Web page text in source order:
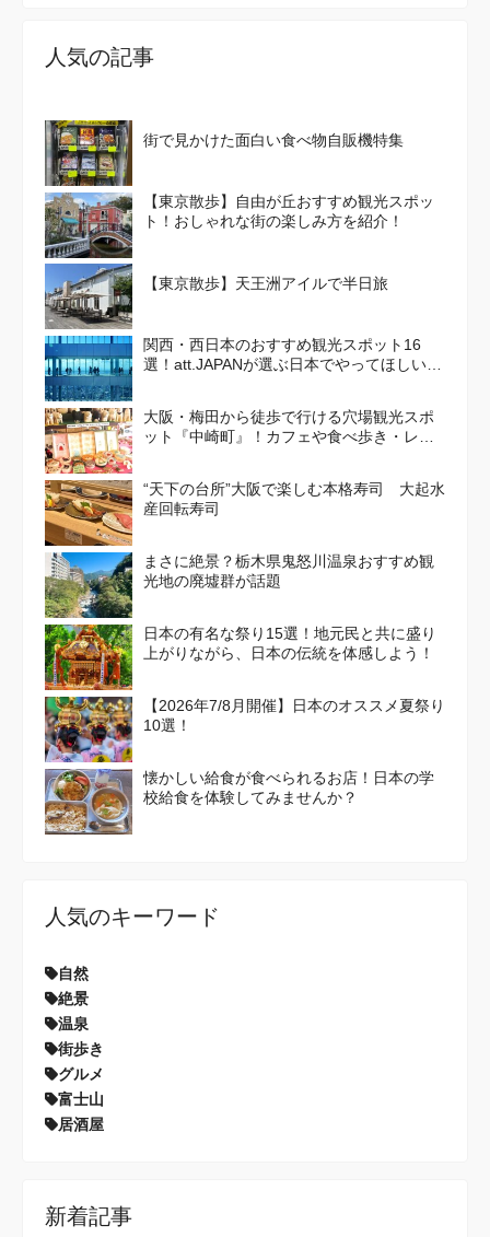
人気の記事
街で見かけた面白い食べ物自販機特集
【東京散歩】自由が丘おすすめ観光スポッ
ト！おしゃれな街の楽しみ方を紹介！
【東京散歩】天王洲アイルで半日旅
関西・西日本のおすすめ観光スポット16
選！att.JAPANが選ぶ日本でやってほしいこ
大阪・梅田から徒歩で行ける穴場観光スポ
ット『中崎町』！カフェや食べ歩き・レト
“天下の台所”大阪で楽しむ本格寿司 大起水
産回転寿司
まさに絶景？栃木県鬼怒川温泉おすすめ観
光地の廃墟群が話題
日本の有名な祭り15選！地元民と共に盛り
上がりながら、日本の伝統を体感しよう！
【2026年7/8月開催】日本のオススメ夏祭り
10選！
懐かしい給食が食べられるお店！日本の学
校給食を体験してみませんか？
人気のキーワード
自然
絶景
温泉
街歩き
グルメ
富士山
居酒屋
新着記事